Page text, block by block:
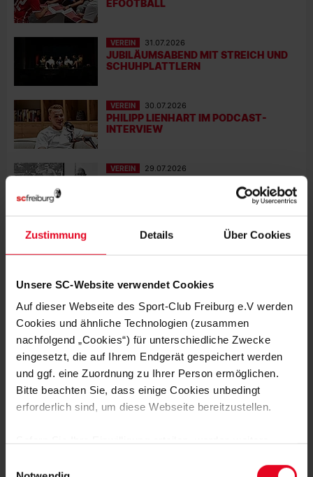
Zustimmung Details Über Cookies
Unsere SC-Website verwendet Cookies
Auf dieser Webseite des Sport-Club Freiburg e.V werden
Cookies und ähnliche Technologien (zusammen
nachfolgend „Cookies“) für unterschiedliche Zwecke
eingesetzt, die auf Ihrem Endgerät gespeichert werden
und ggf. eine Zuordnung zu Ihrer Person ermöglichen.
Bitte beachten Sie, dass einige Cookies unbedingt
erforderlich sind, um diese Webseite bereitzustellen.
Daten von Ihnen (z.B. persönlichen Identifikatoren oder
EFOOTBALL
VEREIN 31.07.2026
JUBILÄUMSABEND MIT STREICH UND
SCHUHPLATTLERN
VEREIN 30.07.2026
PHILIPP LIENHART IM PODCAST-
INTERVIEW
VEREIN 29.07.2026
OPITZ: DER BEGINN EINER LIEBE
NACHHALTIGKEIT
MEHR NEWS
EFOOTBALL 06.08.2026
BEWEGUNG, MEDIENBILDUNG UND
EFOOTBALL
SCHUHPLATTLERN